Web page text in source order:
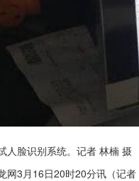
人脸识别系统。记者 林楠 摄
网3月16日20时20分讯（记